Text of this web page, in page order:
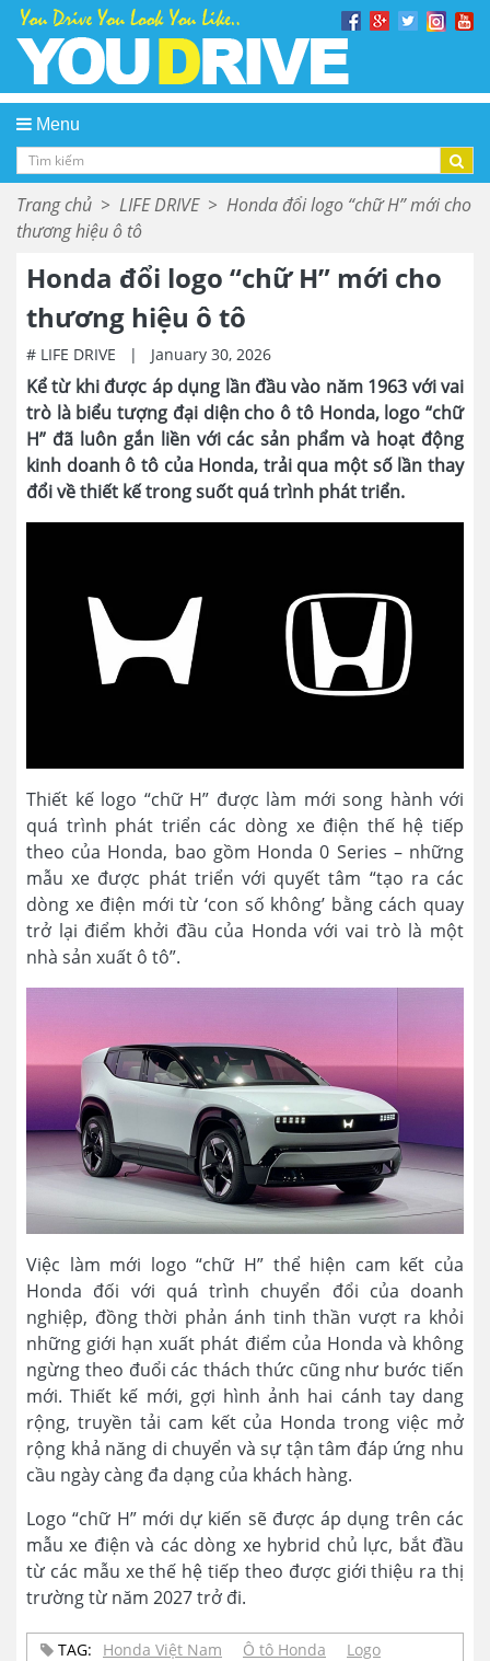
Menu
Trang chủ > LIFE DRIVE > Honda đổi logo “chữ H” mới cho
thương hiệu ô tô
Honda đổi logo “chữ H” mới cho
thương hiệu ô tô
# LIFE DRIVE | January 30, 2026
Kể từ khi được áp dụng lần đầu vào năm 1963 với vai
trò là biểu tượng đại diện cho ô tô Honda, logo “chữ
H” đã luôn gắn liền với các sản phẩm và hoạt động
kinh doanh ô tô của Honda, trải qua một số lần thay
đổi về thiết kế trong suốt quá trình phát triển.
Thiết kế logo “chữ H” được làm mới song hành với
quá trình phát triển các dòng xe điện thế hệ tiếp
theo của Honda, bao gồm Honda 0 Series – những
mẫu xe được phát triển với quyết tâm “tạo ra các
dòng xe điện mới từ ‘con số không’ bằng cách quay
trở lại điểm khởi đầu của Honda với vai trò là một
nhà sản xuất ô tô”.
Việc làm mới logo “chữ H” thể hiện cam kết của
Honda đối với quá trình chuyển đổi của doanh
nghiệp, đồng thời phản ánh tinh thần vượt ra khỏi
những giới hạn xuất phát điểm của Honda và không
ngừng theo đuổi các thách thức cũng như bước tiến
mới. Thiết kế mới, gợi hình ảnh hai cánh tay dang
rộng, truyền tải cam kết của Honda trong việc mở
rộng khả năng di chuyển và sự tận tâm đáp ứng nhu
cầu ngày càng đa dạng của khách hàng.
Logo “chữ H” mới dự kiến sẽ được áp dụng trên các
mẫu xe điện và các dòng xe hybrid chủ lực, bắt đầu
từ các mẫu xe thế hệ tiếp theo được giới thiệu ra thị
trường từ năm 2027 trở đi.
TAG: Honda Việt Nam Ô tô Honda Logo